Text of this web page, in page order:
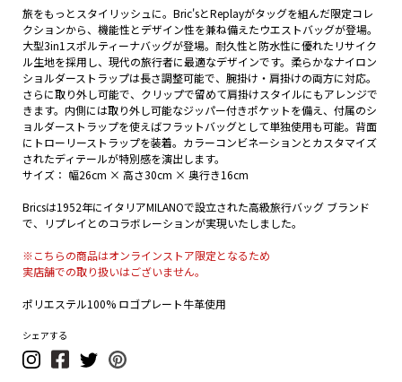
旅をもっとスタイリッシュに。Bric'sとReplayがタッグを組んだ限定コレ
クションから、機能性とデザイン性を兼ね備えたウエストバッグが登場。
大型3in1スポルティーナバッグが登場。耐久性と防水性に優れたリサイク
ル生地を採用し、現代の旅行者に最適なデザインです。柔らかなナイロン
ショルダーストラップは長さ調整可能で、腕掛け・肩掛けの両方に対応。
さらに取り外し可能で、クリップで留めて肩掛けスタイルにもアレンジで
きます。内側には取り外し可能なジッパー付きポケットを備え、付属のシ
ョルダーストラップを使えばフラットバッグとして単独使用も可能。背面
にトローリーストラップを装着。カラーコンビネーションとカスタマイズ
されたディテールが特別感を演出します。
サイズ： 幅26cm × 高さ30cm × 奥行き16cm
Bricsは1952年にイタリアMILANOで設立された高級旅行バッグ ブランド
で、リプレイとのコラボレーションが実現いたしました。
※こちらの商品はオンラインストア限定となるため
実店舗での取り扱いはございません。
ポリエステル100% ロゴプレート牛革使用
シェアする